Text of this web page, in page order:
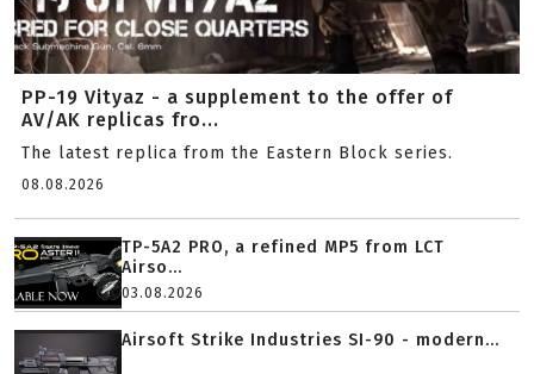
PP-19 Vityaz - a supplement to the offer of
AV/AK replicas fro...
The latest replica from the Eastern Block series.
08.08.2026
TP-5A2 PRO, a refined MP5 from LCT
Airso...
03.08.2026
Airsoft Strike Industries SI-90 - modern...